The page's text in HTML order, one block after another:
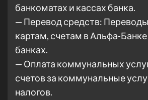
банкоматах и кассах банка.
— Перевод средств:
картам, счетам в Альфа-
банках.
— Оплата коммунальных
счетов за коммунальные
налогов.